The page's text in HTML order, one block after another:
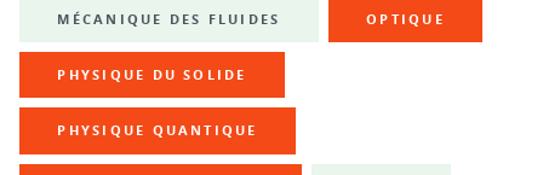
MÉCANIQUE DES FLUIDES OPTIQUE
PHYSIQUE DU SOLIDE
PHYSIQUE QUANTIQUE